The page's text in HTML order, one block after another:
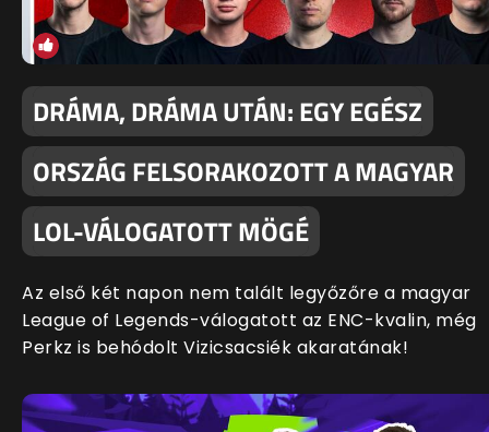
DRÁMA, DRÁMA UTÁN: EGY EGÉSZ
ORSZÁG FELSORAKOZOTT A MAGYAR
LOL-VÁLOGATOTT MÖGÉ
Az első két napon nem talált legyőzőre a magyar
League of Legends-válogatott az ENC-kvalin, még
Perkz is behódolt Vizicsacsiék akaratának!